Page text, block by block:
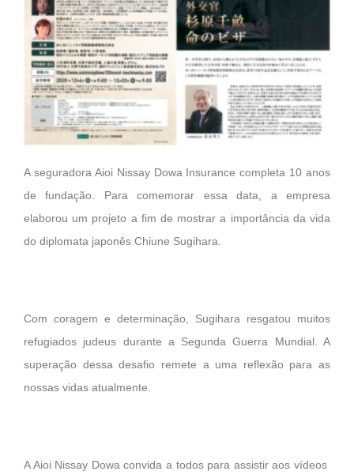
A seguradora Aioi Nissay Dowa Insurance completa 10 anos
de fundação. Para comemorar essa data, a empresa
elaborou um projeto a fim de mostrar a importância da vida
do diplomata japonês Chiune Sugihara.
Com coragem e determinação, Sugihara resgatou muitos
refugiados judeus durante a Segunda Guerra Mundial. A
superação dessa desafio remete a uma reflexão para as
nossas vidas atualmente.
A Aioi Nissay Dowa convida a todos para assistir aos vídeos